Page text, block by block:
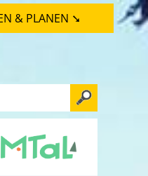
& PLANEN ➘